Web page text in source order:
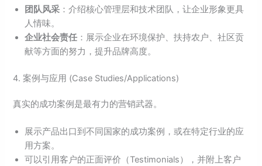
团队风采 ：介绍核心管理层和技术团队，让企业形象更具
人情味。
企业社会责任 ：展示企业在环境保护、扶持农户、社区贡
献等方面的努力，提升品牌高度。
4. 案例与应用 (Case Studies/Applications)
真实的成功案例是最有力的营销武器。
展示产品出口到不同国家的成功案例，或在特定行业的应
用方案。
可以引用客户的正面评价（Testimonials），并附上客户